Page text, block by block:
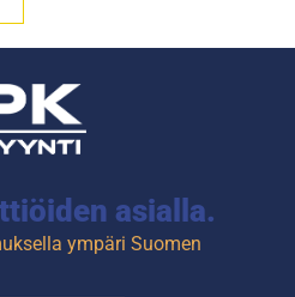
asialla.
ympäri Suomen